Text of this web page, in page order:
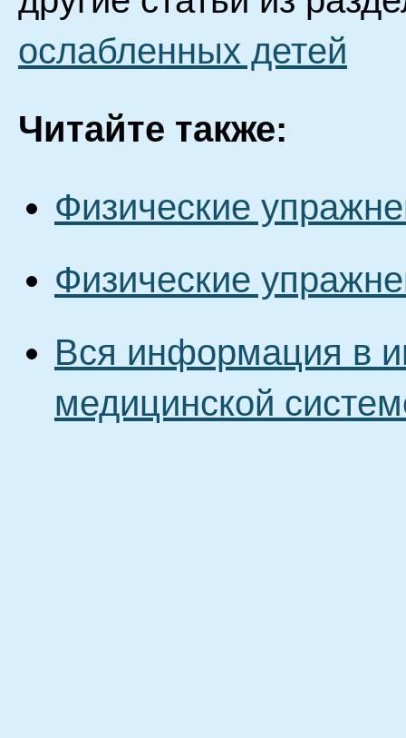
ослабленных детей
Читайте также:
Физические
Физические
Вся информация в
медицинской